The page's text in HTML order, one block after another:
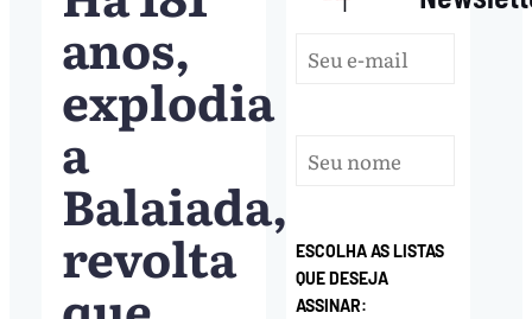
anos,
explodia
a
Balaiada,
revolta
ESCOLHA AS LISTAS
QUE DESEJA
ASSINAR: